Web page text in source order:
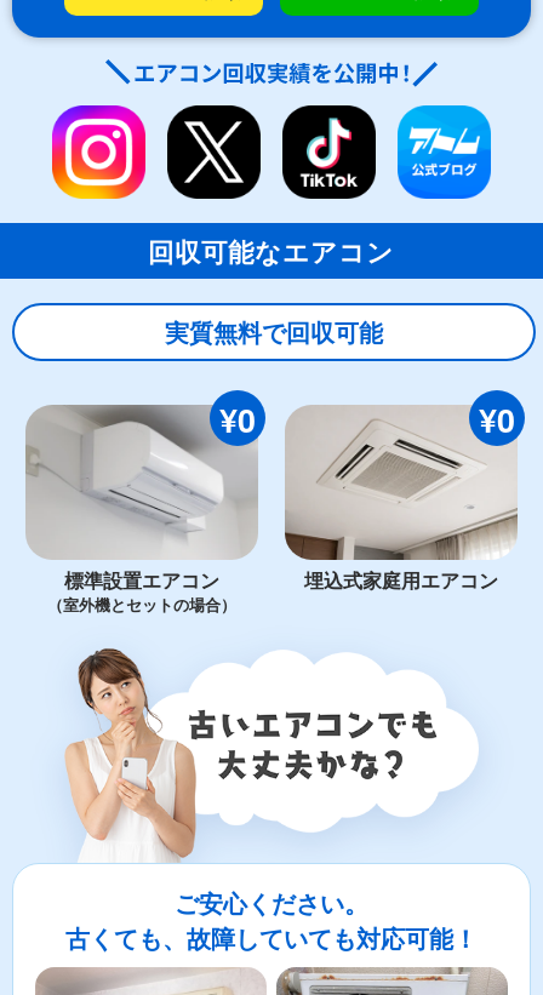
回収可能なエアコン
実質無料で回収可能
¥0
標準設置エアコン
（室外機とセットの場合）
¥0
埋込式家庭用エアコン
ご安心ください。
古くても、故障していても対応可能！